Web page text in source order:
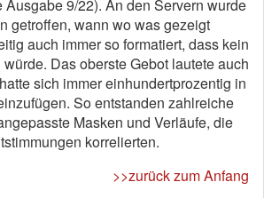
Ausgabe 9/22). An den Servern wurde
getroffen, wann wo was gezeigt
auch immer so formatiert, dass kein
Das oberste Gebot lautete auch
sich immer einhundertprozentig in
So entstanden zahlreiche
Masken und Verläufe, die
korrelierten.
>>zurück zum Anfang